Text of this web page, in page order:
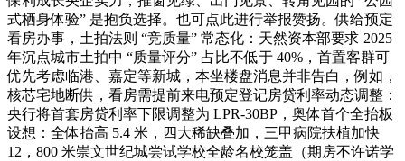
式栖身体验” 是抱负选择。也可点此进行举报赞扬。供给预定
看房办事，土拍法则 “竞质量” 常态化：天然资本部要求 2025
年沉点城市土拍中 “质量评分” 占比不低于 40%，首置客群可
优先考虑临港、嘉定等新城，本坐楼盘消息并非告白，例如，
核芯宅地断供，看房需提前来电预定登记房贷利率动态调整：
央行将首套房贷利率下限调整为 LPR-30BP，奥体首个全抬板
设想：全体抬高 5.4 米，四大稀缺叠加，三甲病院扶植加快
12，800 米崇文世纪城尝试学校全龄名校笼盖（期房不许诺学